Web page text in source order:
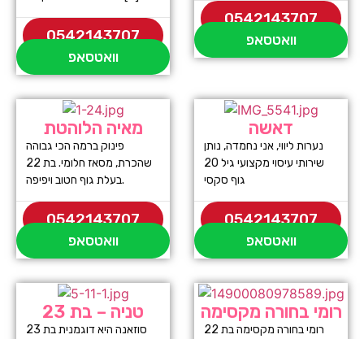
0542143707
וואטסאפ
0542143707
וואטסאפ
מאיה הלוהטת
פינוק ברמה הכי גבוהה
שהכרת, מסאז חלומי. בת 22
בעלת גוף חטוב ויפיפה.
0542143707
וואטסאפ
דאשה
נערות ליווי, אני נחמדה, נותן
שירותי עיסוי מקצועי גיל 20
גוף סקסי
0542143707
וואטסאפ
טניה – בת 23
סוזאנה היא דוגמנית בת 23
רומי בחורה מקסימה
רומי בחורה מקסימה בת 22